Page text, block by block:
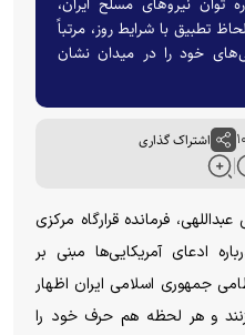
تطبیق با شرایط روز، مرتباً
خود را در میدان نشان
اشتراک گذاری
فرمانده قرارگاه مرکزی
ادعای آمریکایی‌ها مبنی بر
جمهوری اسلامی ایران اظهار
و هر لحظه هم حرف خود را